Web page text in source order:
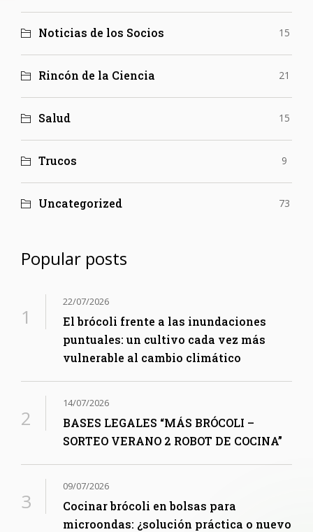
Noticias de los Socios 15
Rincón de la Ciencia 21
Salud 15
Trucos 9
Uncategorized 73
Popular posts
22/07/2026
El brócoli frente a las inundaciones
puntuales: un cultivo cada vez más
vulnerable al cambio climático
14/07/2026
BASES LEGALES “MÁS BRÓCOLI –
SORTEO VERANO 2 ROBOT DE COCINA”
09/07/2026
Cocinar brócoli en bolsas para
microondas: ¿solución práctica o nuevo